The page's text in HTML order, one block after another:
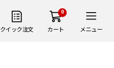
クイック注文
0
カート メニュー